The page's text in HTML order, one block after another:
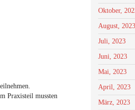
Praxisteil mussten
Oktober,
August, 2023
Juli, 2023
Juni, 2023
Mai, 2023
April, 2023
März, 2023